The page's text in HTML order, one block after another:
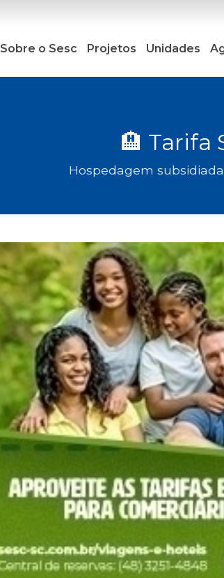
Sobre o Sesc Projetos Unidades
🏨 Tarifa
Hospedagem